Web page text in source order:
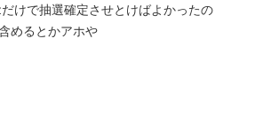
けで抽選確定させとけばよかったの
めるとかアホや